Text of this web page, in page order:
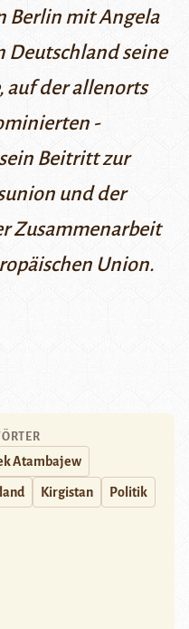
Berlin mit Angela
Deutschland seine
auf der allenorts
-
Beitritt zur
und der
Zusammenarbeit
Union.
Atambajew
Kirgistan Politik